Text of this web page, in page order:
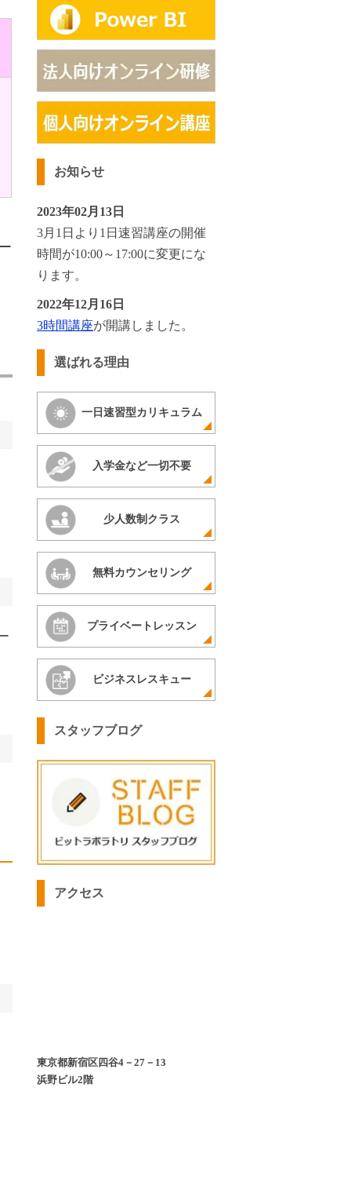
お知らせ
2023年02月13日
3月1日より1日速習講座の開催
時間が10:00～17:00に変更にな
ります。
2022年12月16日
3時間講座が開講しました。
選ばれる理由
一日速習型カリキュラム
入学金など一切不要
少人数制クラス
無料カウンセリング
プライベートレッスン
ビジネスレスキュー
スタッフブログ
アクセス
東京都新宿区四谷4－27－13
浜野ビル2階